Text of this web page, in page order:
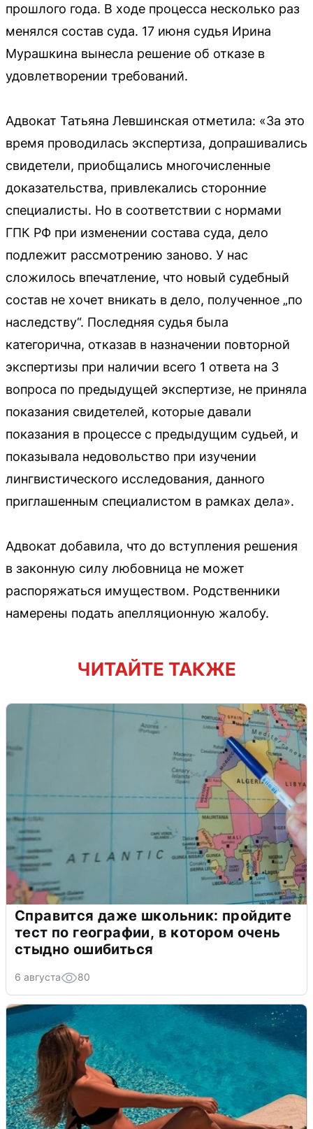
прошлого года. В ходе процесса несколько раз
менялся состав суда. 17 июня судья Ирина
Мурашкина вынесла решение об отказе в
удовлетворении требований.
Адвокат Татьяна Левшинская отметила: «За это
время проводилась экспертиза, допрашивались
свидетели, приобщались многочисленные
доказательства, привлекались сторонние
специалисты. Но в соответствии с нормами
ГПК РФ при изменении состава суда, дело
подлежит рассмотрению заново. У нас
сложилось впечатление, что новый судебный
состав не хочет вникать в дело, полученное „по
наследству“. Последняя судья была
категорична, отказав в назначении повторной
экспертизы при наличии всего 1 ответа на 3
вопроса по предыдущей экспертизе, не приняла
показания свидетелей, которые давали
показания в процессе с предыдущим судьей, и
показывала недовольство при изучении
лингвистического исследования, данного
приглашенным специалистом в рамках дела».
Адвокат добавила, что до вступления решения
в законную силу любовница не может
распоряжаться имуществом. Родственники
намерены подать апелляционную жалобу.
ЧИТАЙТЕ ТАКЖЕ
Справится даже школьник: пройдите
тест по географии, в котором очень
стыдно ошибиться
6 августа 80